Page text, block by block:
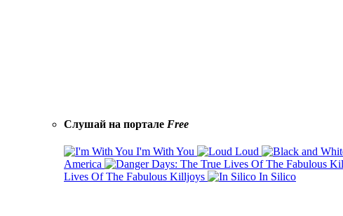
Слушай на портале Free
I'm With You Loud
America
Lives Of The Fabulous Killjoys
In Silico